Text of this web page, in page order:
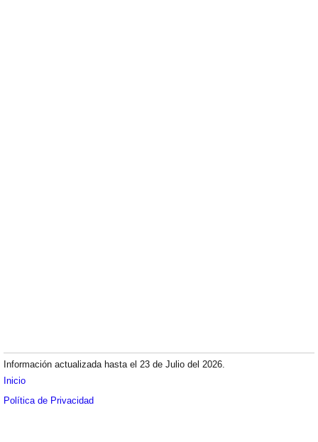
Información actualizada hasta el 23 de Julio del 2026.
Inicio
Política de Privacidad